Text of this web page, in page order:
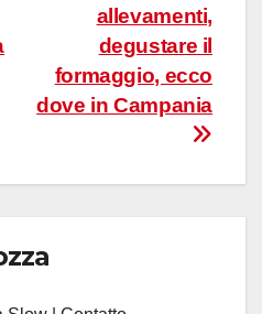
allevamenti,
degustare il
formaggio, ecco
dove in Campania